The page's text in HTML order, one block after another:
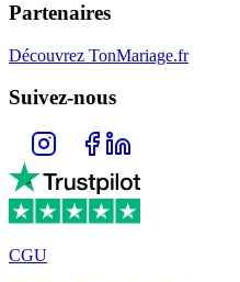
Partenaires
Découvrez TonMariage.fr
Suivez-nous
CGU